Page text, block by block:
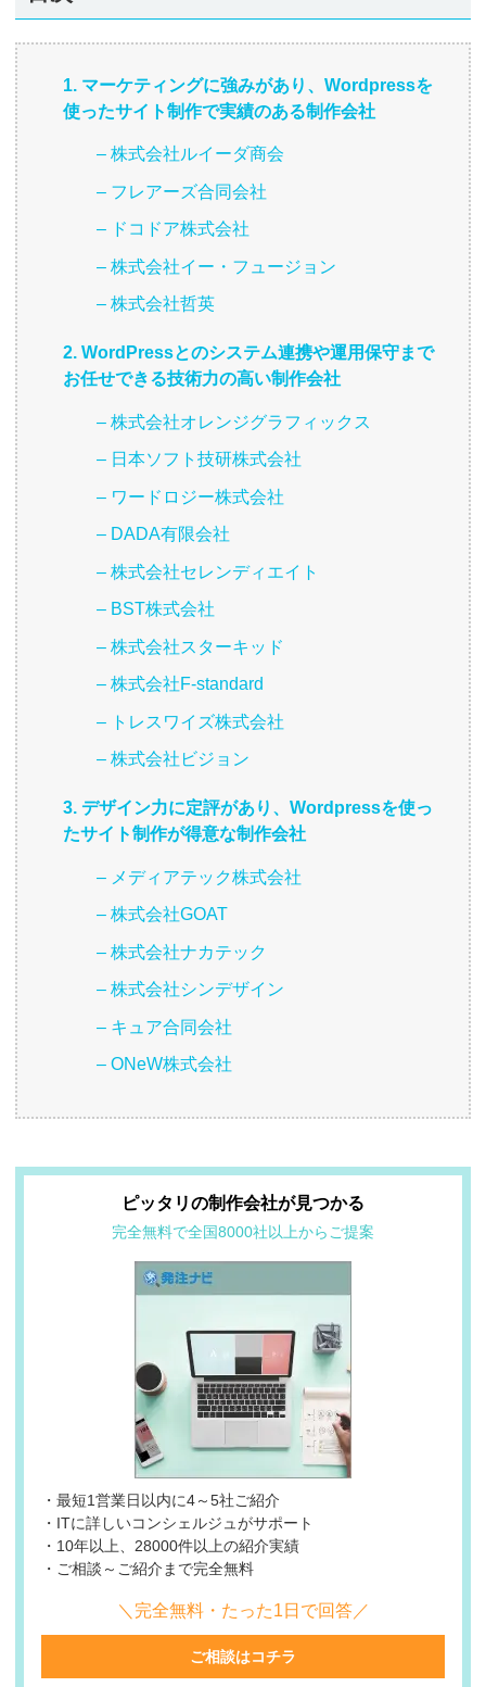
1. マーケティングに強みがあり、Wordpressを
使ったサイト制作で実績のある制作会社
– 株式会社ルイーダ商会
– フレアーズ合同会社
– ドコドア株式会社
– 株式会社イー・フュージョン
– 株式会社哲英
2. WordPressとのシステム連携や運用保守まで
お任せできる技術力の高い制作会社
– 株式会社オレンジグラフィックス
– 日本ソフト技研株式会社
– ワードロジー株式会社
– DADA有限会社
– 株式会社セレンディエイト
– BST株式会社
– 株式会社スターキッド
– 株式会社F-standard
– トレスワイズ株式会社
– 株式会社ビジョン
3. デザイン力に定評があり、Wordpressを使っ
たサイト制作が得意な制作会社
– メディアテック株式会社
– 株式会社GOAT
– 株式会社ナカテック
– 株式会社シンデザイン
– キュア合同会社
– ONeW株式会社
ピッタリの制作会社が見つかる
完全無料で全国8000社以上からご提案
・最短1営業日以内に4～5社ご紹介
・ITに詳しいコンシェルジュがサポート
・10年以上、28000件以上の紹介実績
・ご相談～ご紹介まで完全無料
＼完全無料・たった1日で回答／
ご相談はコチラ